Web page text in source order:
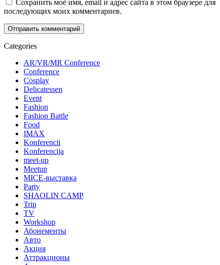
Сохранить моё имя, email и адрес сайта в этом браузере для
последующих моих комментариев.
Categories
AR/VR/MR Conference
Conference
Cosplay
Delicatessen
Event
Fashion
Fashion Battle
Food
IMAX
Konferencii
Konferencija
meet-up
Meetup
MICE-выставка
Party
SHAOLIN CAMP
Trip
TV
Workshop
Абонементы
Авто
Акция
Аттракционы